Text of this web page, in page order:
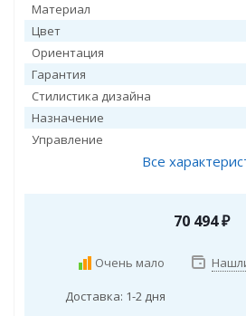
Материал
Цвет
Ориентация
Гарантия
Стилистика дизайна
Назначение
Управление
Все
70 494₽
Очень мало
Доставка: 1-2 дня